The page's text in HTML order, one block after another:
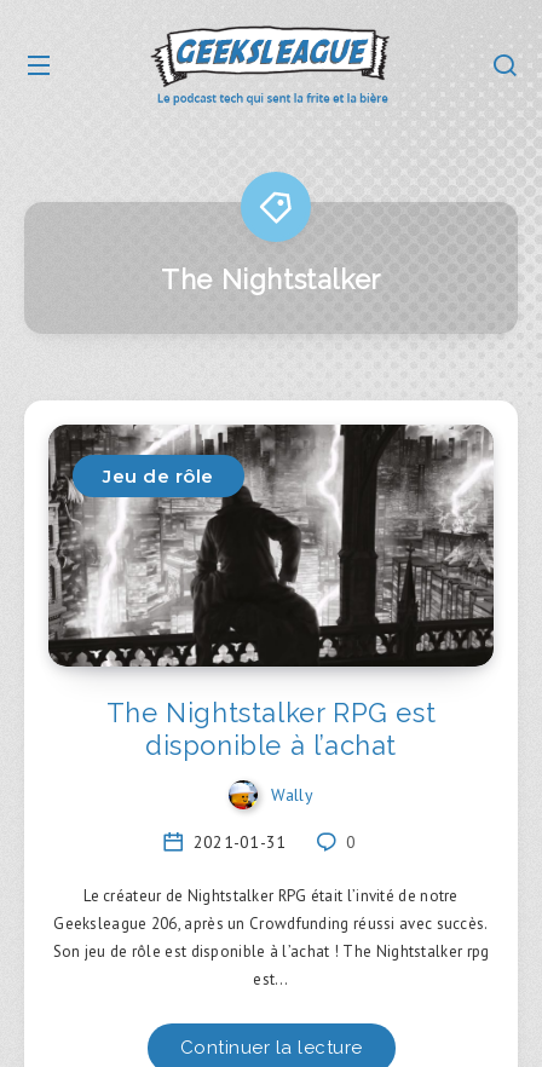
The Nightstalker
Jeu de rôle
The Nightstalker RPG est
disponible à l’achat
Wally
2021-01-31 0
Le créateur de Nightstalker RPG était l’invité de notre
Geeksleague 206, après un Crowdfunding réussi avec succès.
Son jeu de rôle est disponible à l’achat ! The Nightstalker rpg
est…
Continuer la lecture